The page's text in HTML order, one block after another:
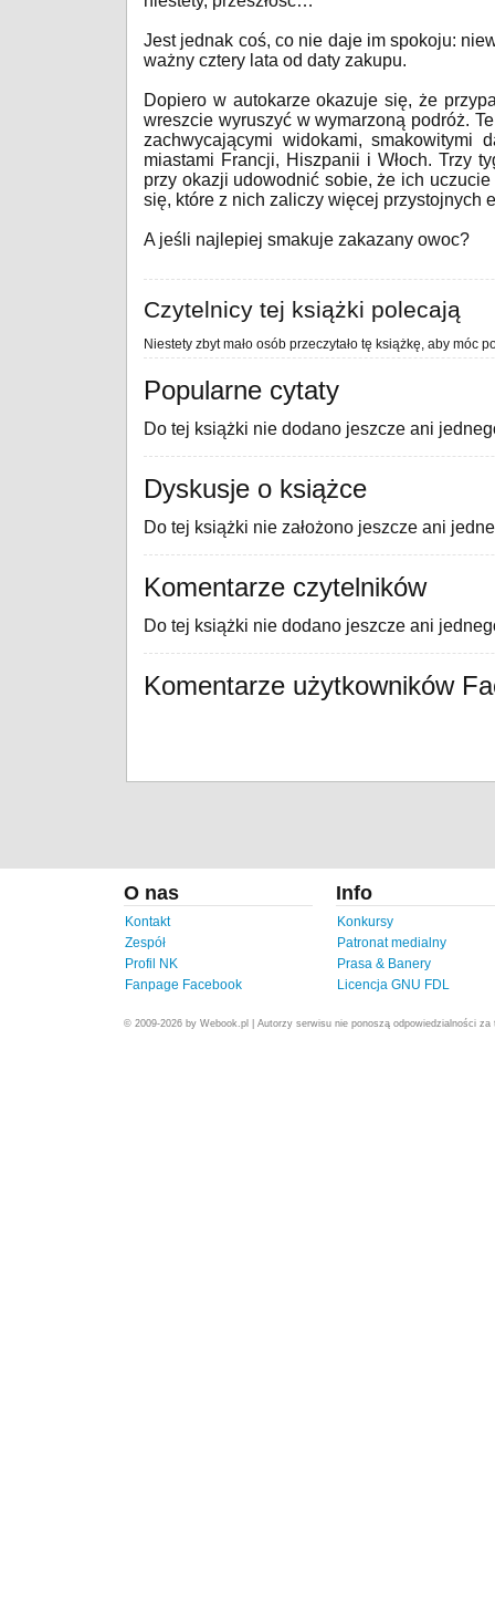
Jest jednak coś, co nie daje im spokoju:
ważny cztery lata od daty zakupu.
Dopiero w autokarze okazuje się, że
wreszcie wyruszyć w wymarzoną podróż.
zachwycającymi widokami, smakowitymi
miastami Francji, Hiszpanii i Włoch. Trzy
przy okazji udowodnić sobie, że ich
się, które z nich zaliczy więcej przystojnych
A jeśli najlepiej smakuje zakazany owoc?
Czytelnicy tej książki polecają
Niestety zbyt mało osób przeczytało tę książkę, aby móc
Popularne cytaty
Do tej książki nie dodano jeszcze ani
Dyskusje o książce
Do tej książki nie założono jeszcze ani
Komentarze czytelników
Do tej książki nie dodano jeszcze ani
Komentarze użytkowników
O nas
Kontakt
Zespół
Profil NK
Fanpage Facebook
Info
Konkursy
Patronat medialny
Prasa & Banery
Licencja GNU FDL
© 2009-2026 by Webook.pl | Autorzy serwisu nie ponoszą odpowiedzialności